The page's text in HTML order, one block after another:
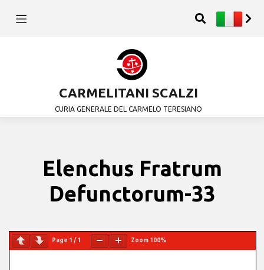
CARMELITANI SCALZI
CURIA GENERALE DEL CARMELO TERESIANO
Elenchus Fratrum
Defunctorum-33
Page 1 /1 Zoom 100%